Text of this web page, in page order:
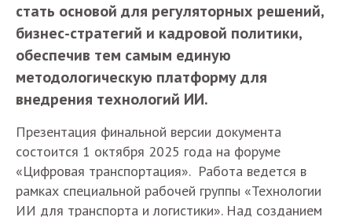
стать основой для регуляторных решений,
бизнес-стратегий и кадровой политики,
обеспечив тем самым единую
методологическую платформу для
внедрения технологий ИИ.
Презентация финальной версии документа
состоится 1 октября 2025 года на форуме
«Цифровая транспортация». Работа ведется в
рамках специальной рабочей группы «Технологии
ИИ для транспорта и логистики». Над созданием